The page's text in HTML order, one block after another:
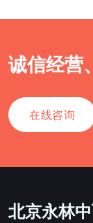
诚信经营
在线咨询
北京永林